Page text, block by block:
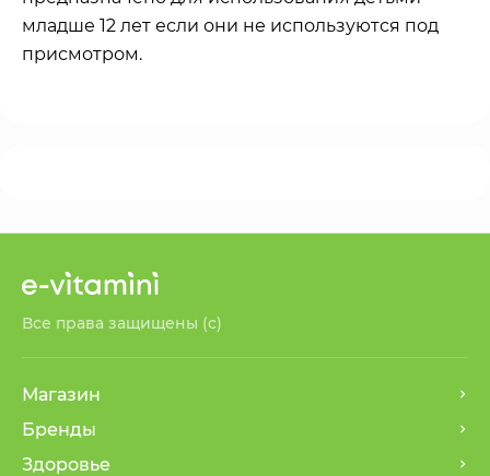
младше 12 лет если они не используются под
присмотром.
Все права защищены (с)
Магазин
Бренды
Здоровье